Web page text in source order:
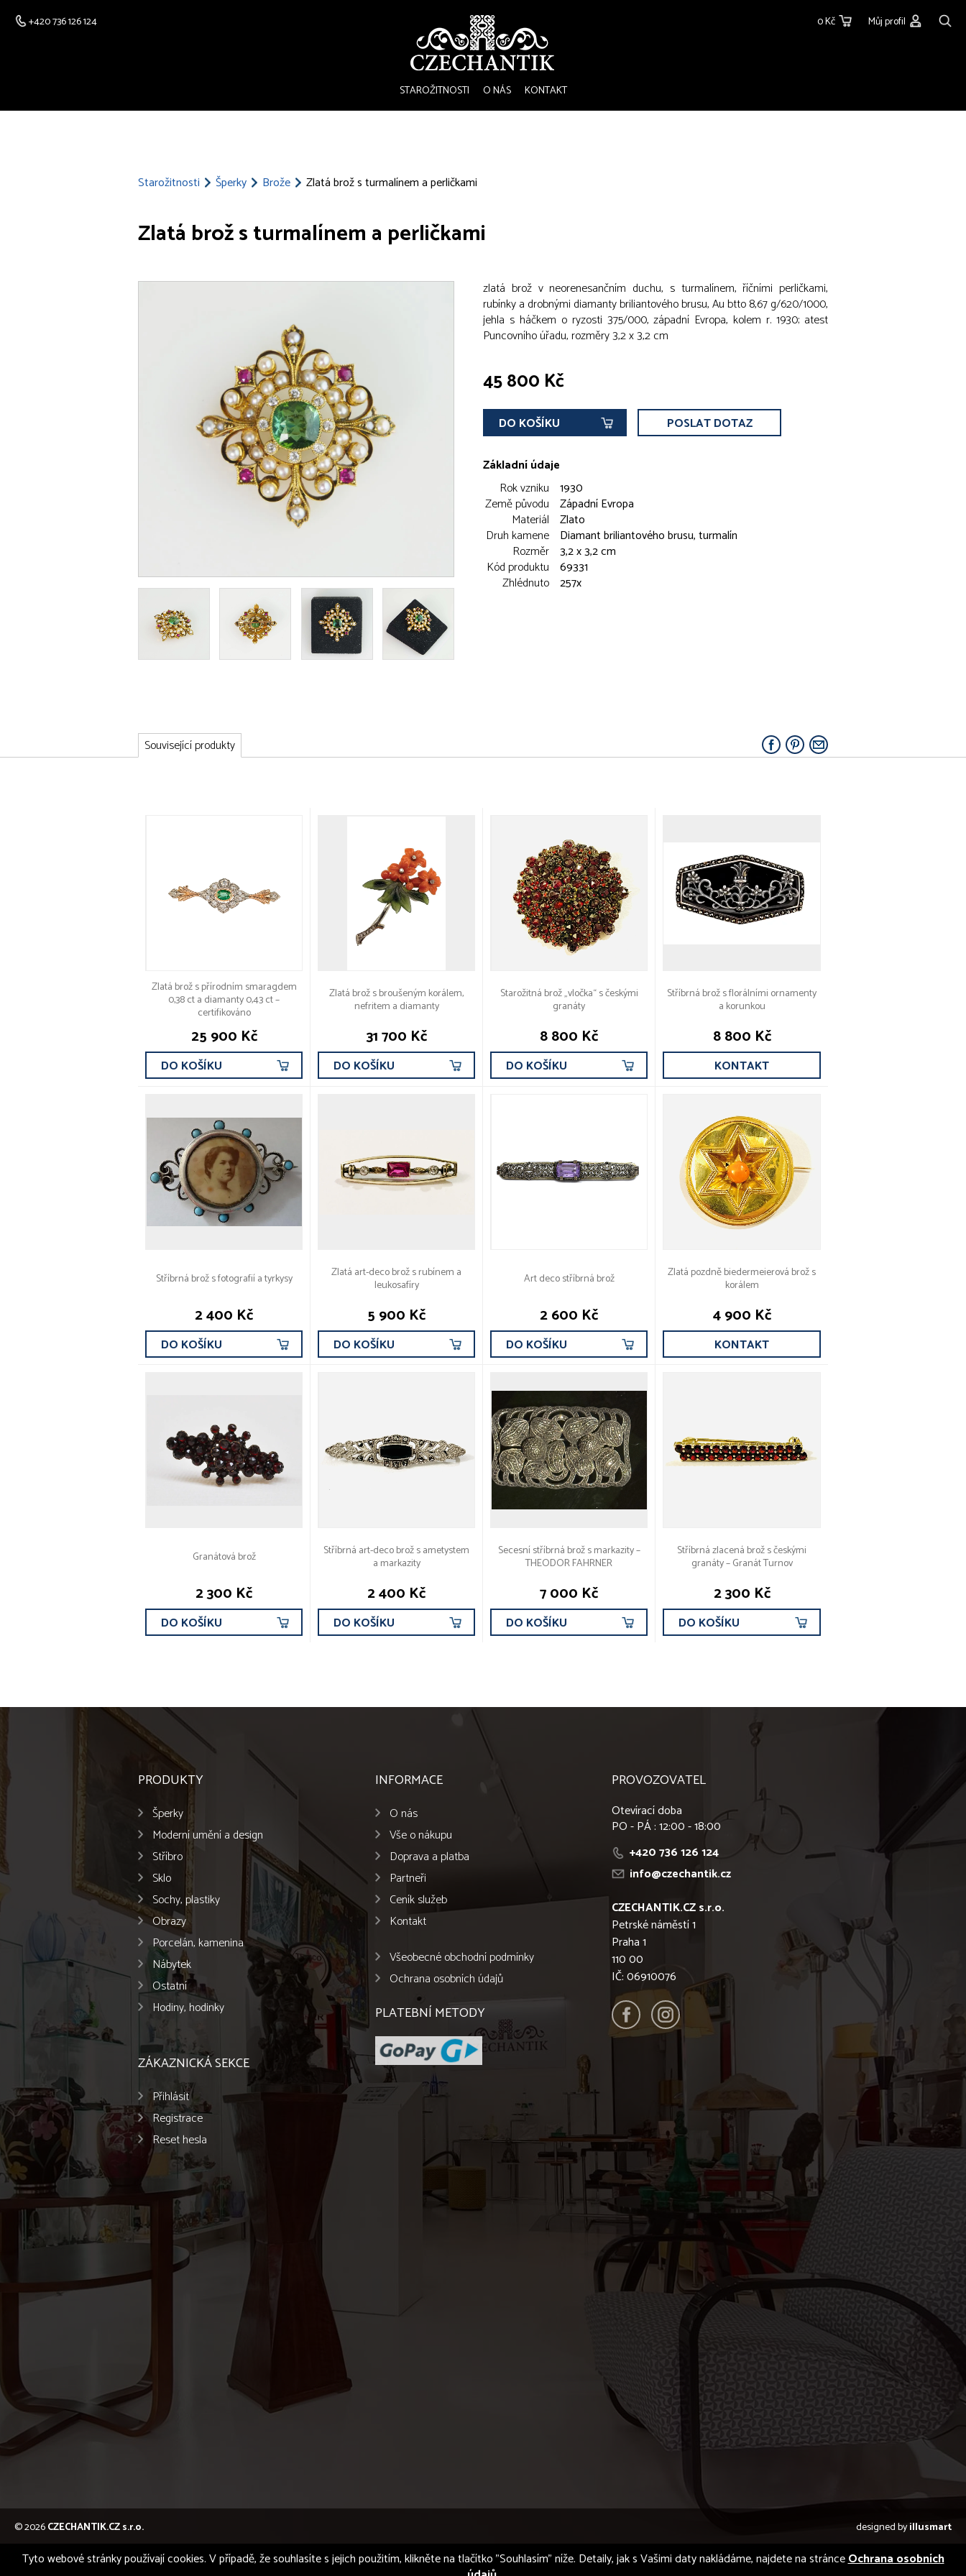
+420 736 126 124 0 Kč Můj profil
STAROŽITNOSTI O NÁS KONTAKT
Starožitnosti Šperky Brože Zlatá brož s turmalínem a perličkami
Zlatá brož s turmalínem a perličkami
zlatá brož v neorenesančním duchu, s turmalínem, říčními perličkami,
rubínky a drobnými diamanty briliantového brusu, Au btto 8,67 g/620/1000,
jehla s háčkem o ryzosti 375/000, západní Evropa, kolem r. 1930; atest
Puncovního úřadu, rozměry 3,2 x 3,2 cm
45 800 Kč
DO KOŠÍKU POSLAT DOTAZ
Základní údaje
Rok vzniku 1930
Země původu Západní Evropa
Materiál Zlato
Druh kamene Diamant briliantového brusu, turmalín
Rozměr 3,2 x 3,2 cm
Kód produktu 69331
Zhlédnuto 257x
Související produkty
Zlatá brož s přírodním smaragdem
0,38 ct a diamanty 0,43 ct –
certifikováno
25 900 Kč
DO KOŠÍKU
Zlatá brož s broušeným korálem,
nefritem a diamanty
31 700 Kč
DO KOŠÍKU
Starožitná brož „vločka“ s českými
granáty
8 800 Kč
DO KOŠÍKU
Stříbrná brož s florálními ornamenty
a korunkou
8 800 Kč
KONTAKT
Stříbrná brož s fotografií a tyrkysy
2 400 Kč
DO KOŠÍKU
Zlatá art-deco brož s rubínem a
leukosafíry
5 900 Kč
DO KOŠÍKU
Art deco stříbrná brož
2 600 Kč
DO KOŠÍKU
Zlatá pozdně biedermeierová brož s
korálem
4 900 Kč
KONTAKT
Granátová brož
2 300 Kč
DO KOŠÍKU
Stříbrná art-deco brož s ametystem
a markazity
2 400 Kč
DO KOŠÍKU
Secesní stříbrná brož s markazity –
THEODOR FAHRNER
7 000 Kč
DO KOŠÍKU
Stříbrná zlacená brož s českými
granáty – Granát Turnov
2 300 Kč
DO KOŠÍKU
PRODUKTY
Šperky
Moderní umění a design
Stříbro
Sklo
Sochy, plastiky
Obrazy
Porcelán, kamenina
Nábytek
Ostatní
Hodiny, hodinky
ZÁKAZNICKÁ SEKCE
Přihlásit
Registrace
Reset hesla
INFORMACE
O nás
Vše o nákupu
Doprava a platba
Partneři
Ceník služeb
Kontakt
Všeobecné obchodní podmínky
Ochrana osobních údajů
PLATEBNÍ METODY
PROVOZOVATEL
Otevírací doba
PO - PÁ : 12:00 - 18:00
+420 736 126 124
info@czechantik.cz
CZECHANTIK.CZ s.r.o.
Petrské náměstí 1
Praha 1
110 00
IČ: 06910076
© 2026CZECHANTIK.CZ s.r.o. designed byillusmart
Tyto webové stránky používají cookies. V případě, že souhlasíte s jejich použitím, klikněte na tlačítko "Souhlasím" níže. Detaily, jak s Vašimi daty nakládáme, najdete na stránceOchrana osobních